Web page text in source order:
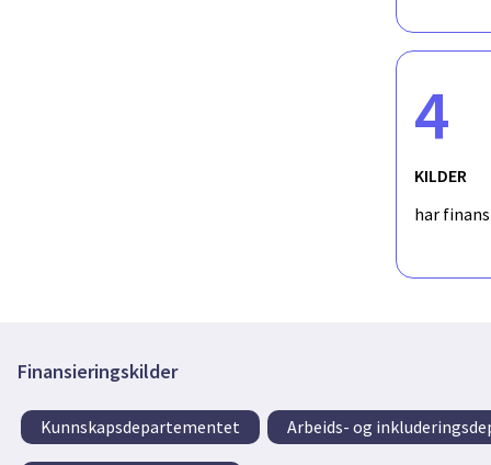
4
KILDER
har
Finansieringskilder
Kunnskapsdepartementet Arbeids- og